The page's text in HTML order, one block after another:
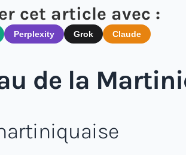
cet article avec :
Perplexity Grok Claude
de la